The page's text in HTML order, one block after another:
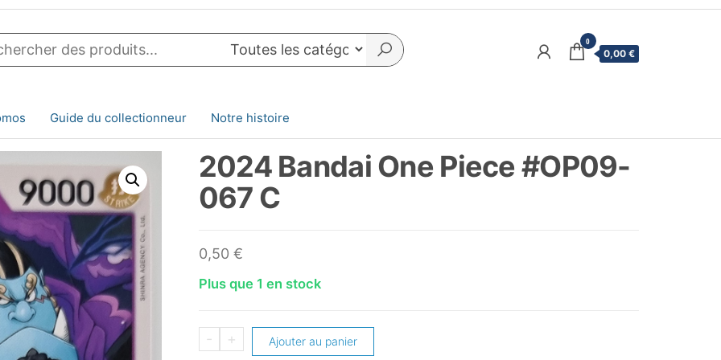
0
0,00 €
Guide du collectionneur Notre histoire
2024 Bandai One Piece #OP09-
067 C
0,50 €
Plus que 1 en stock
-
quantité
+ Ajouter au panier